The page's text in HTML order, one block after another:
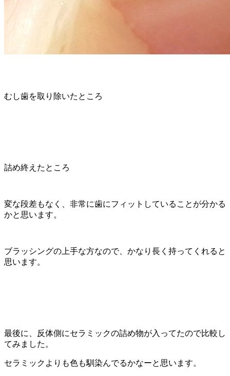
むし歯を取り除いたところ
詰め終えたところ
変な段差もなく、非常に歯にフィットしていることが分かる
かと思います。
ブラッシングの上手な方なので、かなり長く持ってくれると
思います。
最後に、反体側にセラミックの詰め物が入ってたので比較し
てみました。
セラミックよりも色も馴染んでるかなーと思います。